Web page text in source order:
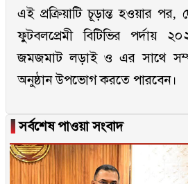
এই প্রক্রিয়াটি চূড়ান্ত হওয়ার পর,
ফুটবলপ্রেমী বিটিভির পর্দায়
জমজমাট লড়াই ও এর সাথে
অনুষ্ঠান উপভোগ করতে পারবেন।
▐সর্বশেষ পাওয়া সংবাদ